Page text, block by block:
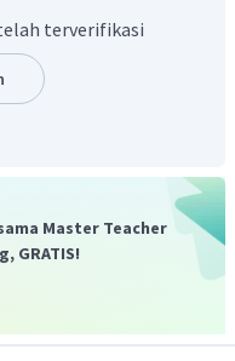
seperti pendapatan
skala bisnis. Tujuannya
perusahaan tersebut
D.
terverifikasi
Master Teacher
GRATIS!